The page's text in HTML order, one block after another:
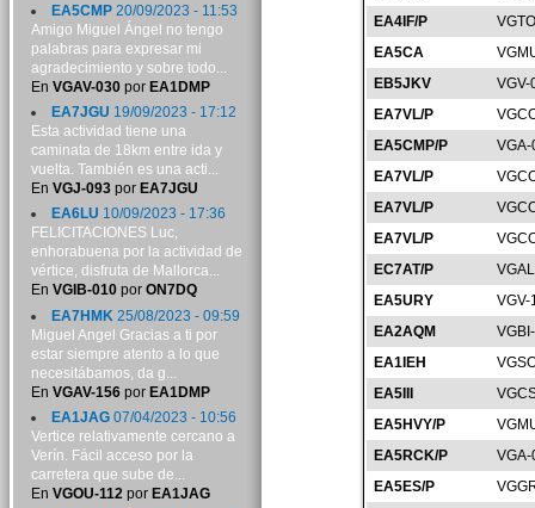
EA4IF/P
EA5CA
EB5JKV
VGV-
EA7VL/P
EA5CMP/P
EA7VL/P
EA7VL/P
EA7VL/P
EC7AT/P
EA5URY
VGV-
EA2AQM
EA1IEH
EA5III
EA5HVY/P
EA5RCK/P
EA5ES/P
EA5CMP20/09/2023 - 11:53
Amigo Miguel Ángel no tengo
palabras para expresar mi
agradecimiento y sobre todo...
En VGAV-030por EA1DMP
EA7JGU 19/09/2023 - 17:12
Esta actividad tiene una
caminata de 18km entre ida y
vuelta. También es una acti...
En VGJ-093por EA7JGU
EA6LU 10/09/2023 - 17:36
FELICITACIONES Luc,
enhorabuena por la actividad de
vértice, disfruta de Mallorca...
En VGIB-010por ON7DQ
EA7HMK 25/08/2023 - 09:59
Miguel Angel Gracias a ti por
estar siempre atento a lo que
necesitábamos, da g...
En VGAV-156por EA1DMP
EA1JAG07/04/2023 - 10:56
Vertice relativamente cercano a
Verín. Fácil acceso por la
carretera que sube de...
En VGOU-112por EA1JAG